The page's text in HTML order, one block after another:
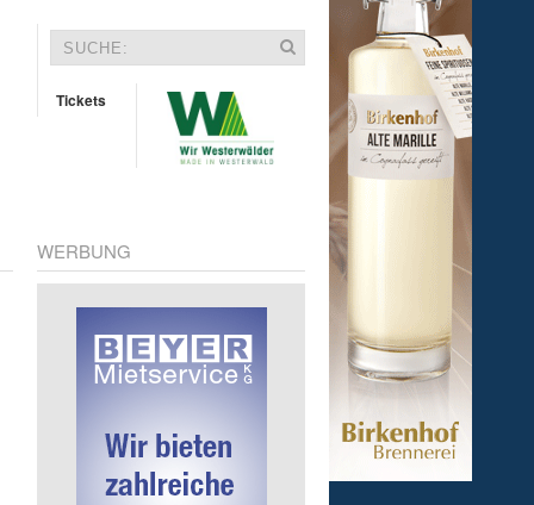
Tickets
WERBUNG